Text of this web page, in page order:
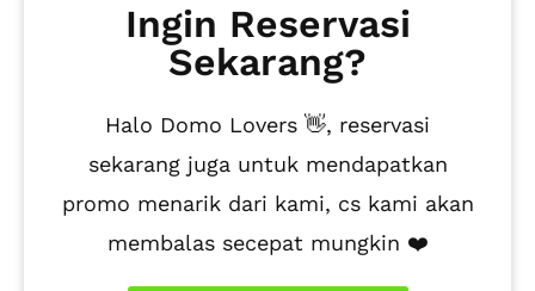
Ingin Reservasi
Sekarang?
Halo Domo Lovers 👋, reservasi
sekarang juga untuk mendapatkan
promo menarik dari kami, cs kami akan
membalas secepat mungkin ❤️